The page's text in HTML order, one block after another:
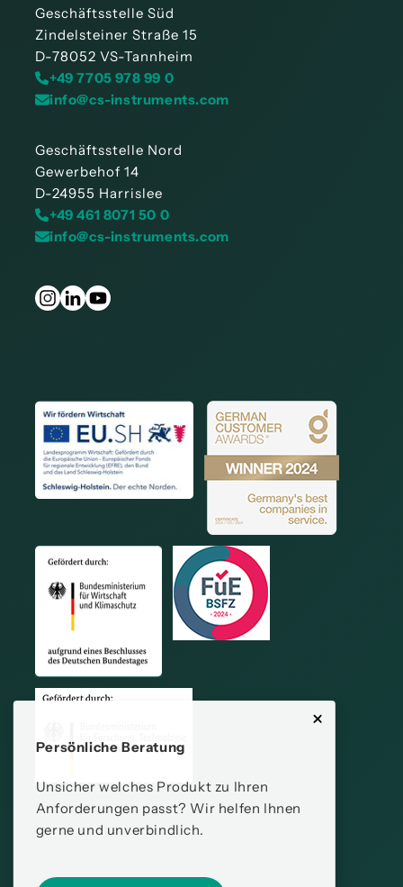
Persönliche Beratung
Unsicher welches Produkt zu Ihren
Anforderungen passt? Wir helfen Ihnen
gerne und unverbindlich.
Geschäftsstelle Süd
Zindelsteiner Straße 15
D-78052 VS-Tannheim
+49 7705 978 99 0
info@cs-instruments.com
Geschäftsstelle Nord
Gewerbehof 14
D-24955 Harrislee
+49 461 8071 50 0
info@cs-instruments.com